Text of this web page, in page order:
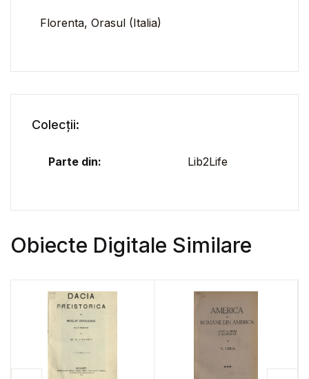
Florenta, Orasul (Italia)
Colecții:
Parte din: Lib2Life
Obiecte Digitale Similare